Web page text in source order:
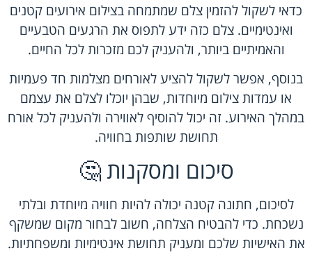
כדאי לשקול להזמין צלם שמתמחה בצילום אירועים קטנים
ואינטימיים. צלם כזה ידע לתפוס את הרגעים הטבעיים
והאמיתיים ביותר, ולהעניק לכם מזכרות לכל החיים.
בנוסף, אפשר לשקול להציע לאורחים מצלמות חד פעמיות
או עמדות צילום מיוחדות, שבהן יוכלו לצלם את עצמם
במהלך האירוע. זה יכול להוסיף לאווירה ולהעניק לכל אורח
תחושת שותפות בחוויה.
סיכום ומסקנות 🤔
לסיכום, חתונה קטנה יכולה להיות חוויה מיוחדת ובלתי
נשכחת. כדי להבטיח הצלחה, חשוב לבחור מקום שמשקף
את האישיות שלכם ומעניק תחושת אינטימיות ומשפחתיות.